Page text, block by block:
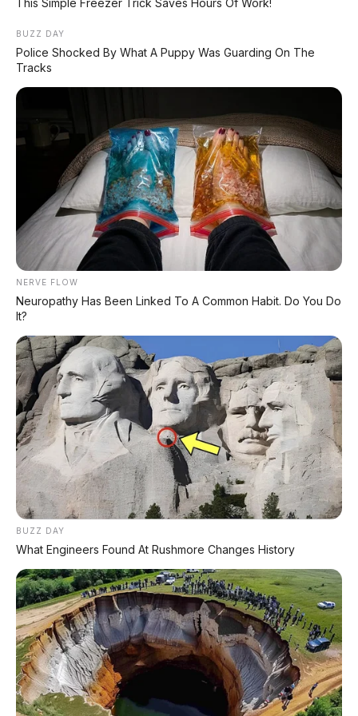
darurat. Sesuai UU No. 22 Tahun 2009.
📟 Speedometer dengan Eco Indicator
Indikator irit yang bantu lo berkendara lebih
ekonomis dan efisien.
Speedometer dengan Eco Indicator – irit dan
informatif.
🪑 Adventure Style Seat
Jok dengan desain rata, memudahkan ngatur
posisi duduk saat berkendara. Nyaman buat
perjalanan jauh.
Adventure Style Seat – posisi duduk fleksibel.
This Simple Freezer Trick Saves Hours Of Work!
BUZZ DAY
Police Shocked By What A Puppy Was Guarding On The
Tracks
NERVE FLOW
Neuropathy Has Been Linked To A Common Habit. Do You Do
It?
BUZZ DAY
What Engineers Found At Rushmore Changes History